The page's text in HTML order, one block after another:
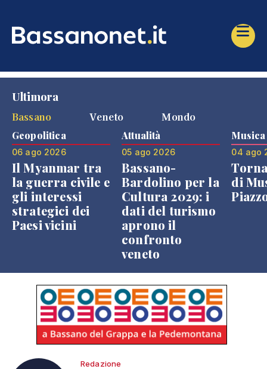
Ultimora
Bassano
Veneto Mondo
Geopolitica
06 ago 2026
Il Myanmar tra
la guerra civile e
gli interessi
strategici dei
Paesi vicini
Attualità
05 ago 2026
Bassano-
Bardolino per la
Cultura 2029: i
dati del turismo
aprono il
confronto
veneto
Musica
04 ago
di
Redazione